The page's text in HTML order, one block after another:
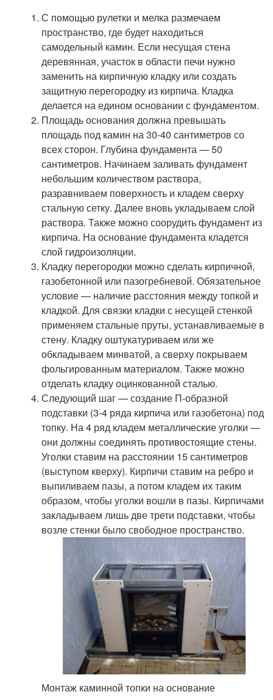
С помощью рулетки и мелка размечаем
пространство, где будет находиться
самодельный камин. Если несущая стена
деревянная, участок в области печи нужно
заменить на кирпичную кладку или создать
защитную перегородку из кирпича. Кладка
делается на едином основании с фундаментом.
Площадь основания должна превышать
площадь под камин на 30-40 сантиметров со
всех сторон. Глубина фундамента — 50
сантиметров. Начинаем заливать фундамент
небольшим количеством раствора,
разравниваем поверхность и кладем сверху
стальную сетку. Далее вновь укладываем слой
раствора. Также можно соорудить фундамент из
кирпича. На основание фундамента кладется
слой гидроизоляции.
Кладку перегородки можно сделать кирпичной,
газобетонной или пазогребневой. Обязательное
условие — наличие расстояния между топкой и
кладкой. Для связки кладки с несущей стенкой
применяем стальные пруты, устанавливаемые в
стену. Кладку оштукатуриваем или же
обкладываем минватой, а сверху покрываем
фольгированным материалом. Также можно
отделать кладку оцинкованной сталью.
Следующий шаг — создание П-образной
подставки (3-4 ряда кирпича или газобетона) под
топку. На 4 ряд кладем металлические уголки —
они должны соединять противостоящие стены.
Уголки ставим на расстоянии 15 сантиметров
(выступом кверху). Кирпичи ставим на ребро и
выпиливаем пазы, а потом кладем их таким
образом, чтобы уголки вошли в пазы. Кирпичами
закладываем лишь две трети подставки, чтобы
возле стенки было свободное пространство.
Монтаж каминной топки на основание